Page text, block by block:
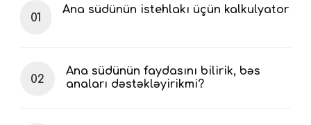
Ana südünün istehlakı üçün kalkulyator
Ana südünün faydasını bilirik, bəs
anaları dəstəkləyirikmi?